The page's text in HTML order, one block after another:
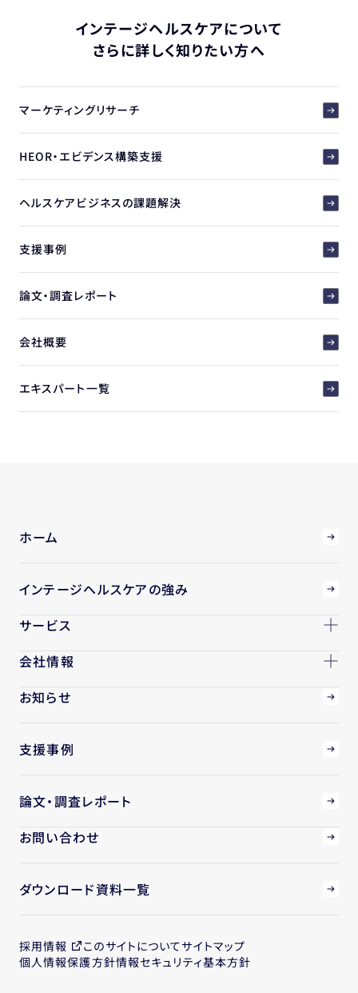
インテージヘルスケアについて
さらに詳しく知りたい方へ
マーケティングリサーチ
HEOR・エビデンス構築支援
ヘルスケアビジネスの課題解決
支援事例
論文・調査レポート
会社概要
エキスパート一覧
ホーム
インテージヘルスケアの強み
サービス
会社情報
お知らせ
支援事例
論文・調査レポート
お問い合わせ
ダウンロード資料一覧
採用情報 このサイトについてサイトマップ
個人情報保護方針情報セキュリティ基本方針